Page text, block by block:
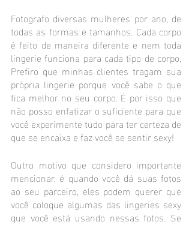
Fotografo diversas mulheres por ano, de
todas as formas e tamanhos. Cada corpo
é feito de maneira diferente e nem toda
lingerie funciona para cada tipo de corpo.
Prefiro que minhas clientes tragam sua
própria lingerie porque você sabe o que
fica melhor no seu corpo. É por isso que
não posso enfatizar o suficiente para que
você experimente tudo para ter certeza de
que se encaixa e faz você se sentir sexy!
Outro motivo que considero importante
mencionar, é quando você dá suas fotos
ao seu parceiro, eles podem querer que
você coloque algumas das lingeries sexy
que você está usando nessas fotos. Se